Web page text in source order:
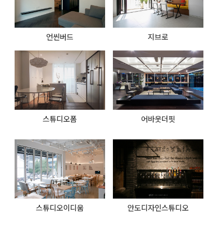
언씬버드 지브로
스튜디오폼 어바웃더핏
스튜디오이디움 안도디자인스튜디오